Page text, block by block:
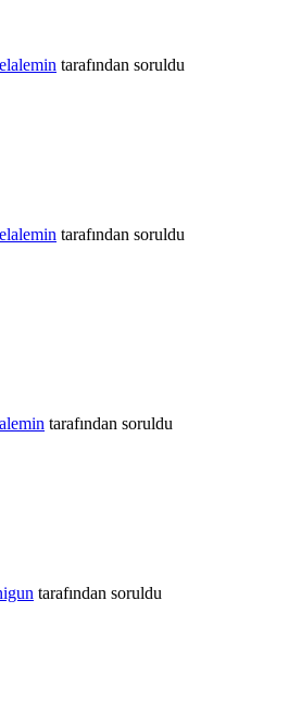
tarafından soruldu
tarafından soruldu
tarafından soruldu
tarafından soruldu